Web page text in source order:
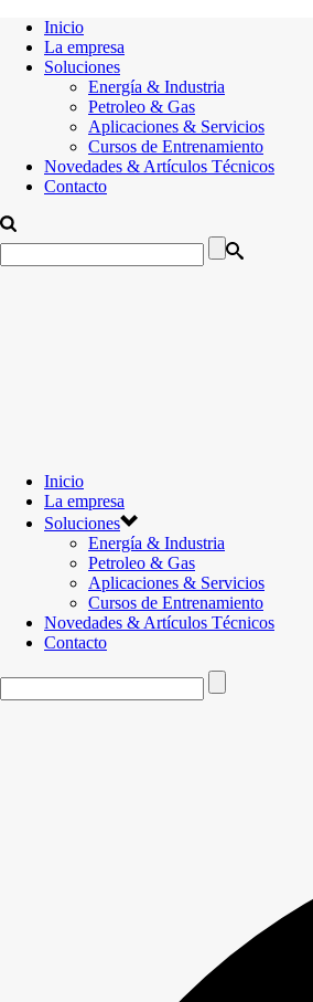
Inicio
La empresa
Soluciones
Energía & Industria
Petroleo & Gas
Aplicaciones & Servicios
Cursos de Entrenamiento
Novedades & Artículos Técnicos
Contacto
Inicio
La empresa
Soluciones
Energía & Industria
Petroleo & Gas
Aplicaciones & Servicios
Cursos de Entrenamiento
Novedades & Artículos Técnicos
Contacto